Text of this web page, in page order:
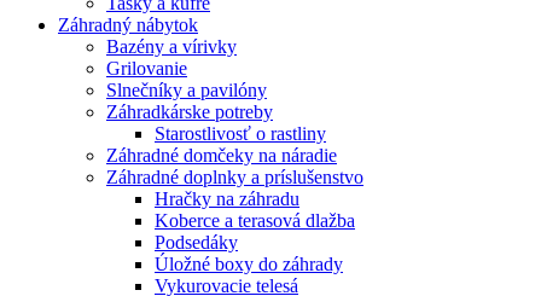
Záhradný nábytok
Bazény a vírivky
Grilovanie
Slnečníky a pavilóny
Záhradkárske potreby
Starostlivosť o rastliny
Záhradné domčeky na náradie
Záhradné doplnky a príslušenstvo
Hračky na záhradu
Koberce a terasová dlažba
Podsedáky
Úložné boxy do záhrady
Vykurovacie telesá